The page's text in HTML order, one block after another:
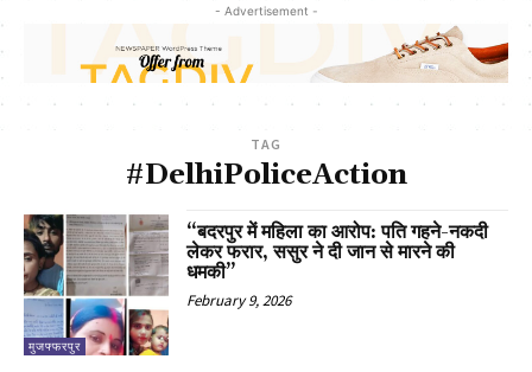
- Advertisement -
TAG
#DelhiPoliceAction
मुजफ्फरपुर
“बदरपुर में महिला का आरोप: पति गहने-नकदी
लेकर फरार, ससुर ने दी जान से मारने की
धमकी”
February 9, 2026